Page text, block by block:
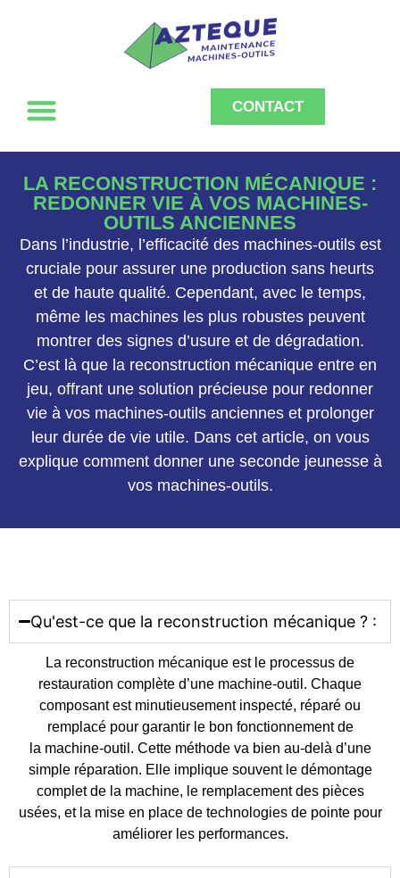
CONTACT
LA RECONSTRUCTION MÉCANIQUE :
REDONNER VIE À VOS MACHINES-
OUTILS ANCIENNES
Dans l’industrie, l’efficacité des machines-outils est
cruciale pour assurer une production sans heurts
et de haute qualité. Cependant, avec le temps,
même les machines les plus robustes peuvent
montrer des signes d’usure et de dégradation.
C’est là que la reconstruction mécanique entre en
jeu, offrant une solution précieuse pour redonner
vie à vos machines-outils anciennes et prolonger
leur durée de vie utile. Dans cet article, on vous
explique comment donner une seconde jeunesse à
vos machines-outils.
Qu'est-ce que la reconstruction mécanique ? :
La reconstruction mécanique est le processus de
restauration complète d’une machine-outil. Chaque
composant est minutieusement inspecté, réparé ou
remplacé pour garantir le bon fonctionnement de
la machine-outil. Cette méthode va bien au-delà d’une
simple réparation. Elle implique souvent le démontage
complet de la machine, le remplacement des pièces
usées, et la mise en place de technologies de pointe pour
améliorer les performances.